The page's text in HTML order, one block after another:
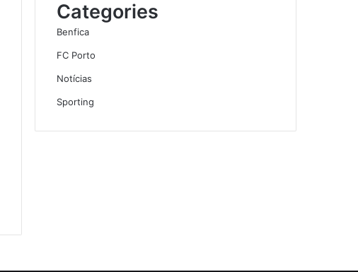
Categories
Benfica
FC Porto
Notícias
Sporting